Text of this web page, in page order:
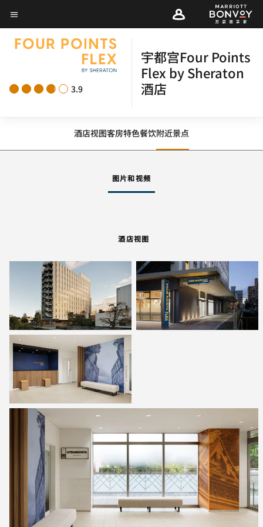
Skip
to
main
菜单文本
3.9
宇都宫Four Points
Flex by Sheraton
酒店
酒店视图客房特色餐饮附近景点
图片和视频
酒店视图